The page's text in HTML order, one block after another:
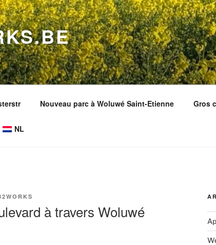
Nouveau parc à Woluwé Saint-Etienne Gros
NL
à travers Woluwé